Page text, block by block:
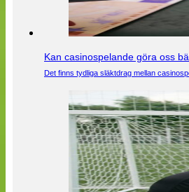
Kan casinospelande göra oss
Det finns tydliga släktdrag mellan